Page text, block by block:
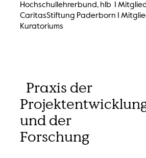
Hochschullehrerbund, hlb I Mitglied
CaritasStiftung Paderborn I
Kuratoriums
Praxis der
und der
Forschung